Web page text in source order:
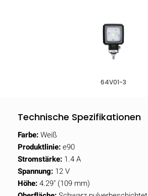
64V01-3
Technische Spezifikationen
Farbe:Weiß
Produktlinie:e90
Stromstärke: 1.4 A
Spannung: 12 V
Höhe:4.29" (109 mm)